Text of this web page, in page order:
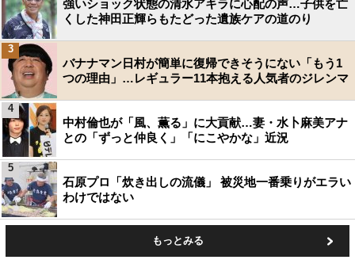
強いショック状態の清水アキラに心配の声…子供を亡
くした神田正輝らもたどった遺族ケアの道のり
バナナマン日村が簡単に復帰できそうにない「もう1
つの理由」…レギュラー11本抱える人気者のジレンマ
3
中村倫也が「風、薫る」に大貢献…妻・水卜麻美アナ
との「ずっと仲良く」「にこやかな」近況
4
石原プロ「炊き出しの流儀」 被災地一番乗りがエラい
わけではない
5
もっとみる